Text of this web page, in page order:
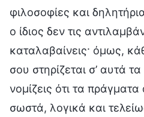
φιλοσοφίες και
ο ίδιος δεν τις
καταλαβαίνεις· όμως,
σου στηρίζεται σ’ αυτά
νομίζεις ότι τα
σωστά, λογικά και